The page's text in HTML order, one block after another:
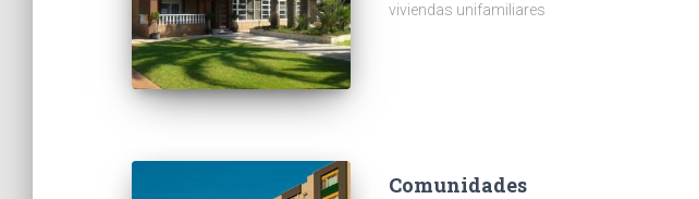
viviendas unifamiliares
Comunidades